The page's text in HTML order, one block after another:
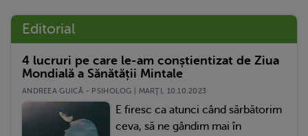
Editorial
4 lucruri pe care le-am conștientizat de Ziua
Mondială a Sănătății Mintale
ANDREEA GUICĂ - PSIHOLOG | MARŢI, 10.10.2023
E firesc ca atunci când sărbătorim
ceva, să ne gândim mai în